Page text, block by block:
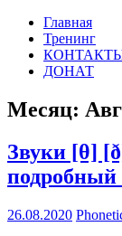
Перейти
содержимому
PHONETIC-
FANATIC.RU
Английская
фонетика
Главная
Тренинг
ДОНАТ
Месяц:
Звуки [θ]
подробный
26.08.2020